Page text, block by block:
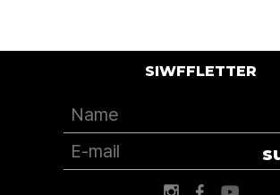
SIWFFLETTER